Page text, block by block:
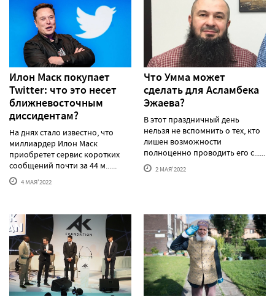
Илон Маск покупает
Twitter: что это несет
ближневосточным
диссидентам?
На днях стало известно, что
миллиардер Илон Маск
приобретет сервис коротких
сообщений почти за 44 м......
4 МАЯ'2022
Что Умма может
сделать для Асламбека
Эжаева?
В этот праздничный день
нельзя не вспомнить о тех, кто
лишен возможности
полноценно проводить его с......
2 МАЯ'2022